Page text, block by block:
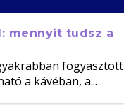
mennyit tudsz a
fogyasztott
a kávéban, a...